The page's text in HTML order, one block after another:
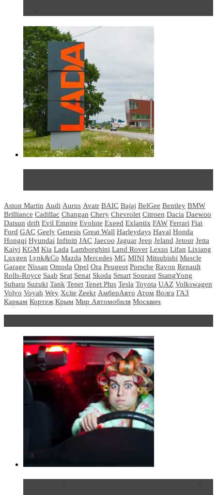
Aston Martin Audi Aurus Avatr BAIC Bajaj BelGee Bentley BMW
Brilliance Cadillac Changan Chery Chevrolet Citroen Dacia Daewoo
Datsun drift Evil Empire Evolute Exeed Exlantix FAW Ferrari Fiat
Ford GAC Geely Genesis Great Wall Harleydays Haval Honda
Hongqi Hyundai Infiniti JAC Jaecoo Jaguar Jeep Jeland Jetour Jetta
Kaiyi KGM Kia Lada Lamborghini Land Rover Lexus Lifan Lixiang
Luxgen Lynk&Co Mazda Mercedes MG MINI Mitsubishi Muscle
Garage Nissan Omoda Opel Ora Peugeot Porsche Ravon Renault
Rolls-Royce Saab Seat Senat Skoda Smart Soueast SsangYong
Subaru Suzuki Tank Tenet Tenet Plus Tesla Toyota UAZ Volkswagen
Volvo Voyah Wey Xcite Zeekr АмберАвто Атом Волга ГАЗ
Каркам Кортеж Крым Мир Автомобиля Москвич